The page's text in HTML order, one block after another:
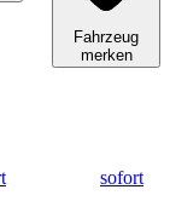
Fahrzeug
merken
sofort